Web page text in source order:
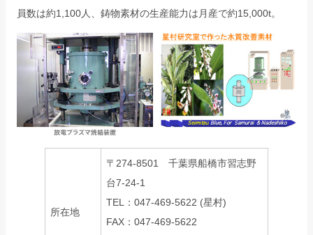
員数は約1,100人、鋳物素材の生産能力は月産で約15,000t。
所在地
〒274-8501 千葉県船橋市習志野
台7-24-1
TEL：047-469-5622 (星村)
FAX：047-469-5622